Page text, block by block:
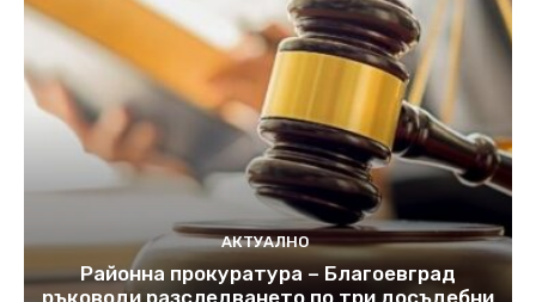
АКТУАЛНО
Районна прокуратура – Благоевград
ръководи разследването по три досъдебни